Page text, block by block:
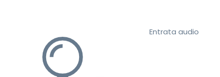
Entrata audio